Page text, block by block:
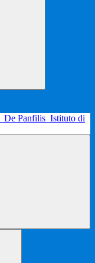
De Panfilis Istituto di